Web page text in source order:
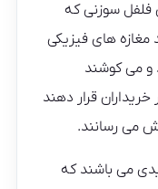
فلفل سوزنی که
مغازه های فیزیکی
و می کوشند
قرار دهند
می رسانند.
می باشند که